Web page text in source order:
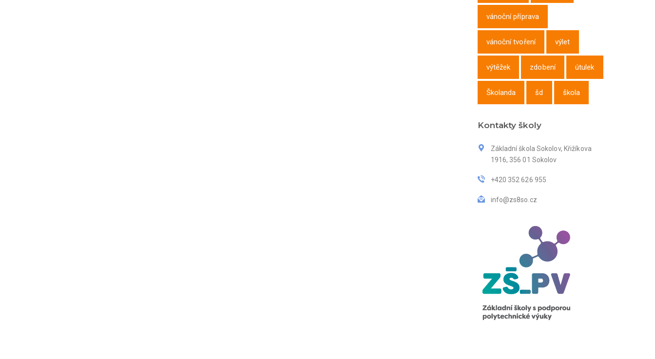
vánoční příprava
vánoční tvoření výlet
výtěžek zdobení útulek
Školanda šd škola
Kontakty školy
Základní škola Sokolov, Křižíkova
1916, 356 01 Sokolov
+420 352 626 955
info@zs8so.cz